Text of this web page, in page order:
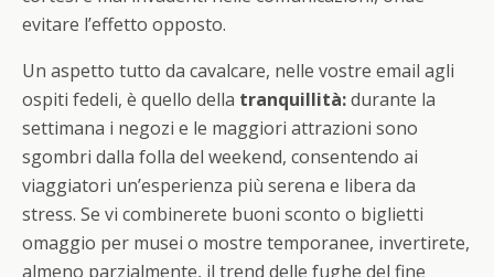
evitare l’effetto opposto.
Un aspetto tutto da cavalcare, nelle vostre email agli
ospiti fedeli, è quello della tranquillità:durante la
settimana i negozi e le maggiori attrazioni sono
sgombri dalla folla del weekend, consentendo ai
viaggiatori un’esperienza più serena e libera da
stress. Se vi combinerete buoni sconto o biglietti
omaggio per musei o mostre temporanee, invertirete,
almeno parzialmente, il trend delle fughe del fine